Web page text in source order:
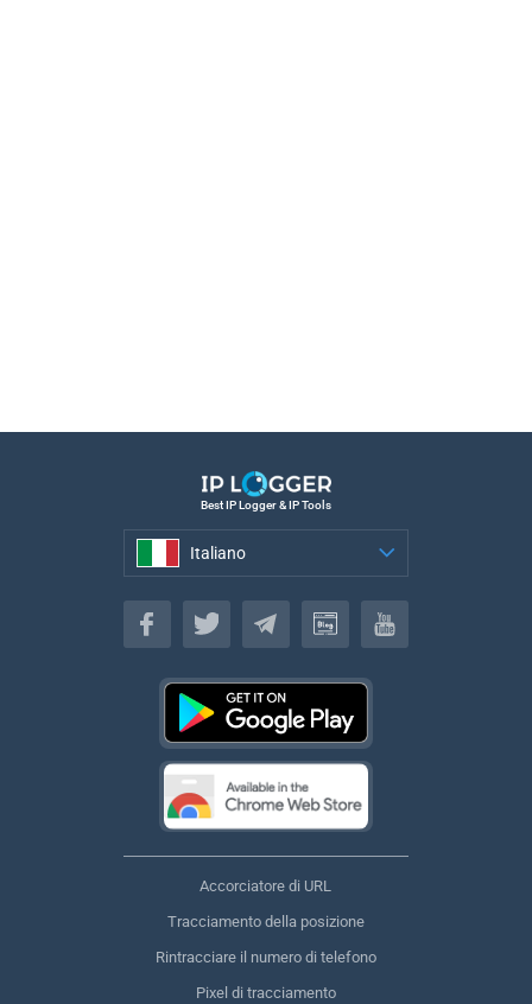
Best IP Logger & IP Tools
Italiano
Italiano
Accorciatore di URL
Tracciamento della posizione
Rintracciare il numero di telefono
Pixel di tracciamento